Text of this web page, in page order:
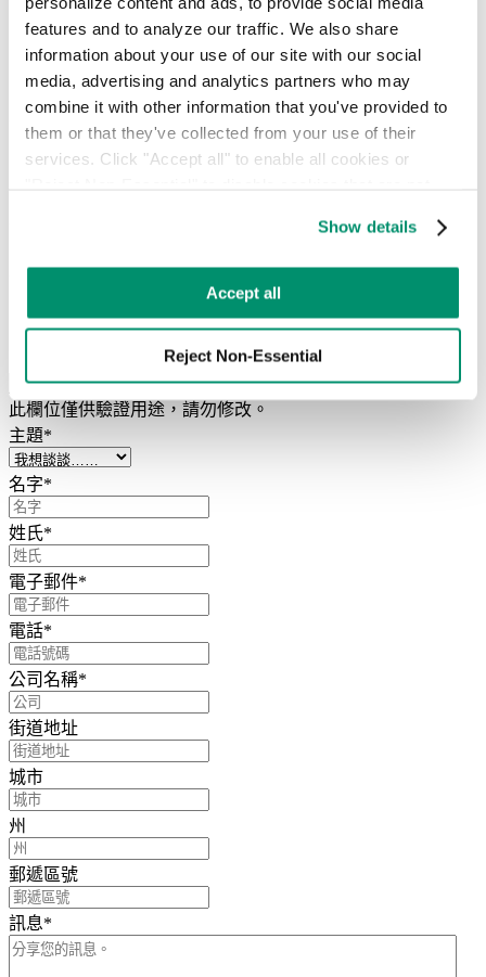
features and to analyze our traffic. We also share
information about your use of our site with our social
media, advertising and analytics partners who may
combine it with other information that you've provided to
them or that they've collected from your use of their
services. Click "Accept all" to enable all cookies or
preferences by toggling the different kinds of cookies.
Privacy Policy.
Show details
Accept all
Reject Non-Essential
隨選網路研討會
運輸網絡
RTS 客戶入口網站
居民支援
以智慧解決方案連結社區
我們以提供卓越的客戶服務為榮。若您對社區的垃圾清運有疑
我們將在24小時內回覆。
*」表示必填欄位
此欄位僅供驗證用途，請勿修改。
主題*
名字*
姓氏*
電子郵件*
電話*
公司名稱*
街道地址
城市
州
郵遞區號
訊息*